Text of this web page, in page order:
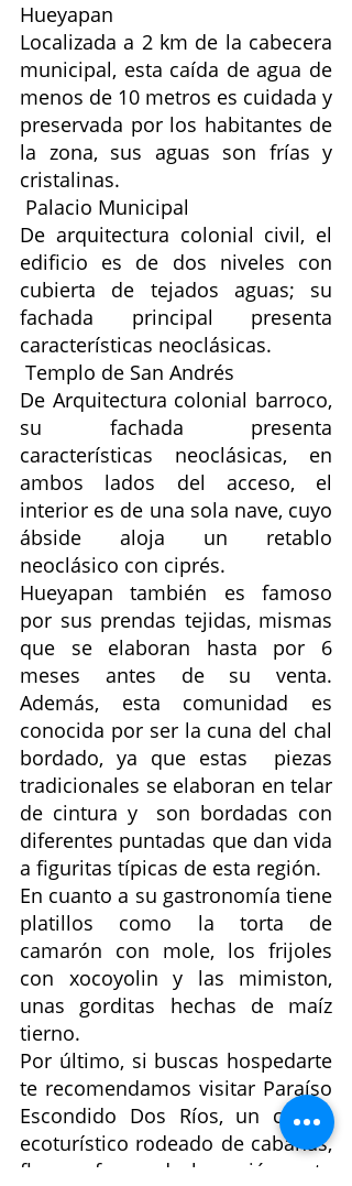
Hueyapan
Localizada a 2 km de la cabecera
municipal, esta caída de agua de
menos de 10 metros es cuidada y
preservada por los habitantes de
la zona, sus aguas son frías y
cristalinas.
Palacio Municipal
De arquitectura colonial civil, el
edificio es de dos niveles con
cubierta de tejados aguas; su
fachada principal presenta
características neoclásicas.
Templo de San Andrés
De Arquitectura colonial barroco,
su fachada presenta
características neoclásicas, en
ambos lados del acceso, el
interior es de una sola nave, cuyo
ábside aloja un retablo
neoclásico con ciprés.
Hueyapan también es famoso
por sus prendas tejidas, mismas
que se elaboran hasta por 6
meses antes de su venta.
Además, esta comunidad es
conocida por ser la cuna del chal
bordado, ya que estas  piezas
tradicionales se elaboran en telar
de cintura y  son bordadas con
diferentes puntadas que dan vida
a figuritas típicas de esta región.
En cuanto a su gastronomía tiene
platillos como la torta de
camarón con mole, los frijoles
con xocoyolin y las mimiston,
unas gorditas hechas de maíz
tierno.
Por último, si buscas hospedarte
te recomendamos visitar Paraíso
Escondido Dos Ríos, un centro
ecoturístico rodeado de cabañas,
flora y fauna de la región, este